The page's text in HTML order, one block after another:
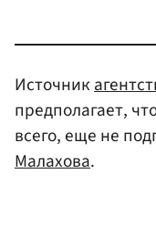
Источник
предполагает,
всего, еще не
Малахова.